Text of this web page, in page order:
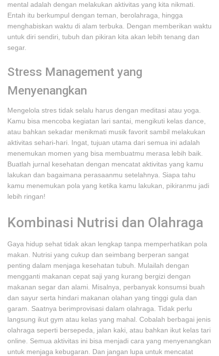
mental adalah dengan melakukan aktivitas yang kita nikmati.
Entah itu berkumpul dengan teman, berolahraga, hingga
menghabiskan waktu di alam terbuka. Dengan memberikan waktu
untuk diri sendiri, tubuh dan pikiran kita akan lebih tenang dan
segar.
Stress Management yang
Menyenangkan
Mengelola stres tidak selalu harus dengan meditasi atau yoga.
Kamu bisa mencoba kegiatan lari santai, mengikuti kelas dance,
atau bahkan sekadar menikmati musik favorit sambil melakukan
aktivitas sehari-hari. Ingat, tujuan utama dari semua ini adalah
menemukan momen yang bisa membuatmu merasa lebih baik.
Buatlah jurnal kesehatan dengan mencatat aktivitas yang kamu
lakukan dan bagaimana perasaanmu setelahnya. Siapa tahu
kamu menemukan pola yang ketika kamu lakukan, pikiranmu jadi
lebih ringan!
Kombinasi Nutrisi dan Olahraga
Gaya hidup sehat tidak akan lengkap tanpa memperhatikan pola
makan. Nutrisi yang cukup dan seimbang berperan sangat
penting dalam menjaga kesehatan tubuh. Mulailah dengan
mengganti makanan cepat saji yang kurang bergizi dengan
makanan segar dan alami. Misalnya, perbanyak konsumsi buah
dan sayur serta hindari makanan olahan yang tinggi gula dan
garam. Saatnya berimprovisasi dalam olahraga. Tidak perlu
langsung ikut gym atau kelas yang mahal. Cobalah berbagai jenis
olahraga seperti bersepeda, jalan kaki, atau bahkan ikut kelas tari
online. Semua aktivitas ini bisa menjadi cara yang menyenangkan
untuk menjaga kebugaran. Dan jangan lupa untuk mencatat